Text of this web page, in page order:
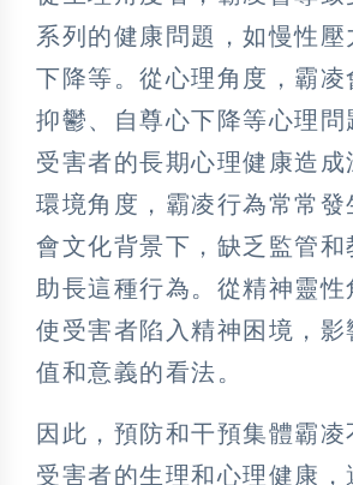
系列的健康問題，如慢性
下降等。從心理角度，霸凌
抑鬱、自尊心下降等心理問
受害者的長期心理健康造成
環境角度，霸凌行為常常發
會文化背景下，缺乏監管和
助長這種行為。從精神靈性
使受害者陷入精神困境，影
值和意義的看法。
因此，預防和干預集體霸凌
受害者的生理和心理健康，